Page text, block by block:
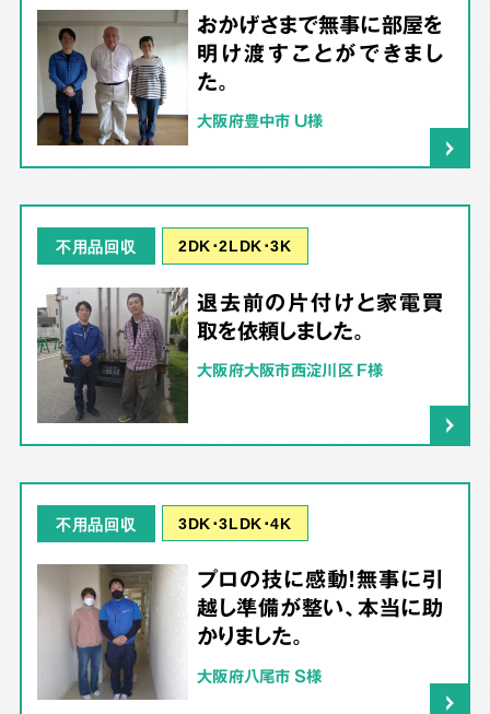
おかげさまで無事に部屋を
明け渡すことができまし
た。
大阪府豊中市 U様
不用品回収 2DK･2LDK･3K
退去前の片付けと家電買
取を依頼しました。
大阪府大阪市西淀川区 F様
不用品回収 3DK･3LDK･4K
プロの技に感動！無事に引
越し準備が整い、本当に助
かりました。
大阪府八尾市 S様